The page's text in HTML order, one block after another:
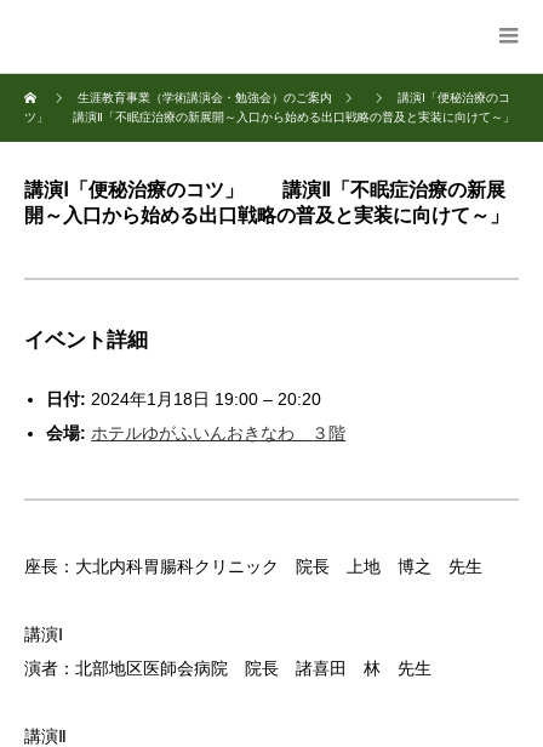
生涯教育事業（学術講演会・勉強会）のご案内
講演Ⅰ「便秘治療のコ
ツ」 講演Ⅱ「不眠症治療の新展開～入口から始める出口戦略の普及と実装に向けて～」
講演Ⅰ「便秘治療のコツ」 講演Ⅱ「不眠症治療の新展
開～入口から始める出口戦略の普及と実装に向けて～」
イベント詳細
日付: 2024年1月18日 19:00 – 20:20
会場: ホテルゆがふいんおきなわ ３階
座長：大北内科胃腸科クリニック 院長 上地 博之 先生
講演Ⅰ
演者：北部地区医師会病院 院長 諸喜田 林 先生
講演Ⅱ